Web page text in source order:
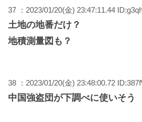
37 ：2023/01/20(金) 23:47:11.44
土地の地番だけ？
地積測量図も？
38 ：2023/01/20(金) 23:48:00.72
中国強盗団が下調べに使いそう